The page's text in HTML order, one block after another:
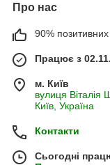
Про нас
90% позитивних
Працює з
м. Київ
вулиця Віталія
Київ, Україна
Контакти
Сьогодні